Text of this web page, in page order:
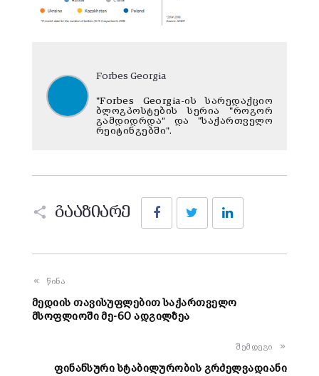
Forbes Georgia
"Forbes Georgia-ის სარედაქციო
ბლოგპოსტების სერია "როგორ
გამდიდრდა“ და "საქართველო
რეიტინგებში".
გააზიარე
FacebookTwitter
წინა
მედიის თავისუფლებით საქართველო
მსოფლიოში მე-60 ადგილზეა
შემდეგი
ფინანსური სტაბილურობის გრძელვადიანი